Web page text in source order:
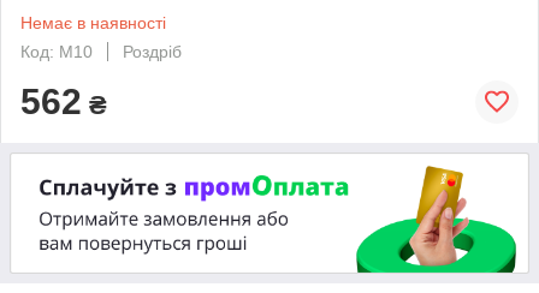
Немає в наявності
Код: М10
Роздріб
562 ₴